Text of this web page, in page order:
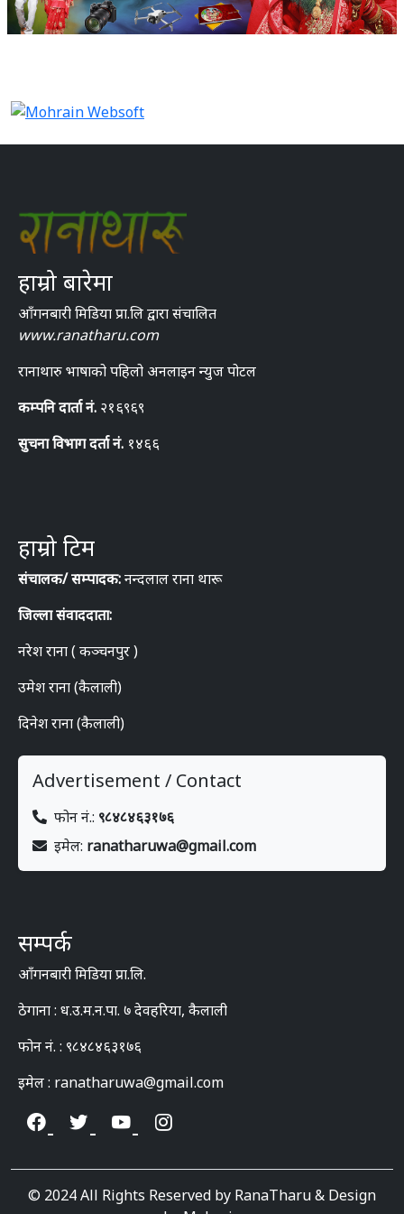
हाम्रो बारेमा
आँगनबारी मिडिया प्रा.लि द्वारा संचालित
www.ranatharu.com
रानाथारु भाषाको पहिलो अनलाइन न्युज पोटल
कम्पनि दार्ता नं. २१६९६९
सुचना विभाग दर्ता नं. १४६६
हाम्रो टिम
संचालक/ सम्पादक:नन्दलाल राना थारू
जिल्ला संवाददाता:
नरेश राना ( कञ्चनपुर )
उमेश राना (कैलाली)
दिनेश राना (कैलाली)
Advertisement / Contact
फोन नं.: ९८४८४६३१७६
इमेल: ranatharuwa@gmail.com
सम्पर्क
आँगनबारी मिडिया प्रा.लि.
ठेगाना : ध.उ.म.न.पा. ७ देवहरिया, कैलाली
फोन नं. : ९८४८४६३१७६
इमेल : ranatharuwa@gmail.com
© 2024 All Rights Reserved by RanaTharu & Design